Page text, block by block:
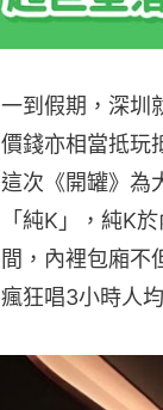
一到假期，深圳
價錢亦相當抵玩
這次《開罐》為
「純K」，純K
間，內裡包廂不
瘋狂唱3小時人